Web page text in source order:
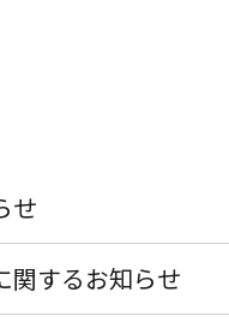
せ
関するお知らせ